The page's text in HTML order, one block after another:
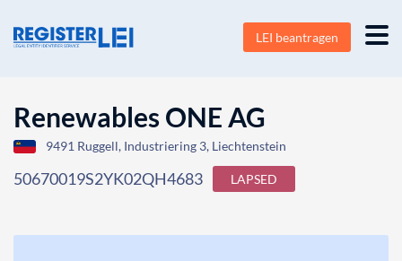
LEI beantragen
Renewables ONE AG
9491 Ruggell, Industriering 3, Liechtenstein
50670019S2YK02QH4683 LAPSED